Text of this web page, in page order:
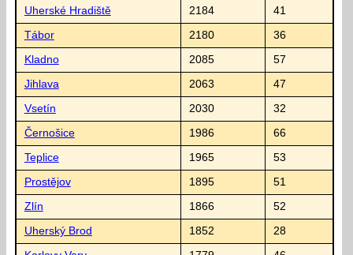
Uherské Hradiště 2184 41
Tábor 2180 36
Kladno 2085 57
Jihlava 2063 47
Vsetín 2030 32
Černošice 1986 66
Teplice 1965 53
Prostějov 1895 51
Zlín 1866 52
Uherský Brod 1852 28